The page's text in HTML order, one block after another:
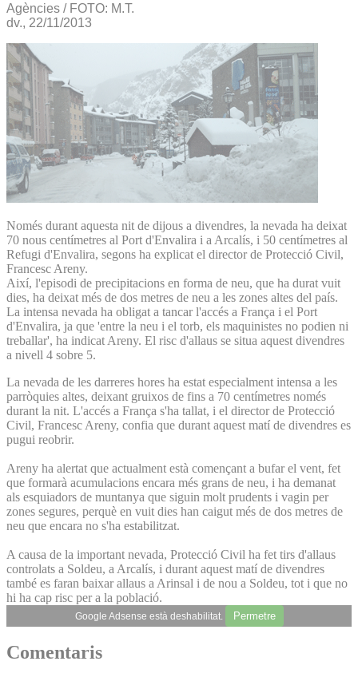
Agències / FOTO: M.T.
dv., 22/11/2013
Només durant aquesta nit de dijous a divendres, la nevada ha deixat
70 nous centímetres al Port d'Envalira i a Arcalís, i 50 centímetres al
Refugi d'Envalira, segons ha explicat el director de Protecció Civil,
Francesc Areny.
Així, l'episodi de precipitacions en forma de neu, que ha durat vuit
dies, ha deixat més de dos metres de neu a les zones altes del país.
La intensa nevada ha obligat a tancar l'accés a França i el Port
d'Envalira, ja que 'entre la neu i el torb, els maquinistes no podien ni
treballar', ha indicat Areny. El risc d'allaus se situa aquest divendres
a nivell 4 sobre 5.
La nevada de les darreres hores ha estat especialment intensa a les
parròquies altes, deixant gruixos de fins a 70 centímetres només
durant la nit. L'accés a França s'ha tallat, i el director de Protecció
Civil, Francesc Areny, confia que durant aquest matí de divendres es
pugui reobrir.
Areny ha alertat que actualment està començant a bufar el vent, fet
que formarà acumulacions encara més grans de neu, i ha demanat
als esquiadors de muntanya que siguin molt prudents i vagin per
zones segures, perquè en vuit dies han caigut més de dos metres de
neu que encara no s'ha estabilitzat.
A causa de la important nevada, Protecció Civil ha fet tirs d'allaus
controlats a Soldeu, a Arcalís, i durant aquest matí de divendres
també es faran baixar allaus a Arinsal i de nou a Soldeu, tot i que no
hi ha cap risc per a la població.
Google Adsense està deshabilitat. Permetre
Comentaris